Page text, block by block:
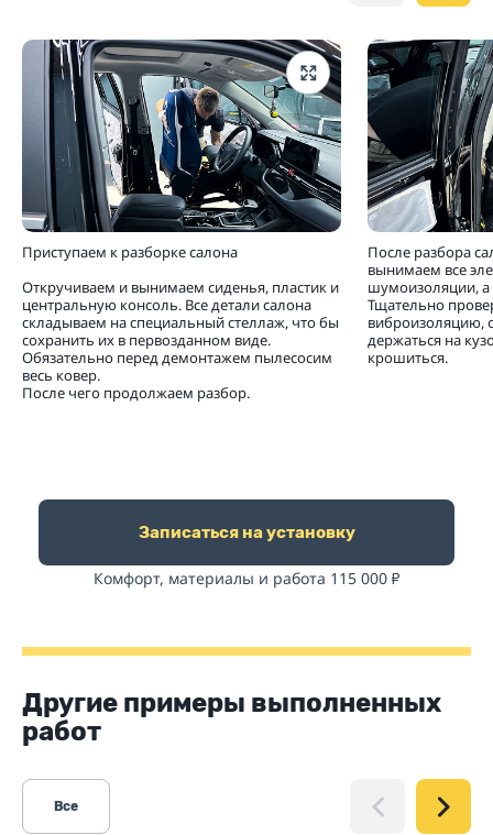
Приступаем к разборке салона
Откручиваем и вынимаем сиденья, пластик и
центральную консоль. Все детали салона
складываем на специальный стеллаж, что бы
сохранить их в первозданном виде.
Обязательно перед демонтажем пылесосим
весь ковер.
После чего продолжаем разбор.
После разбора
вынимаем все
шумоизоляции, а
Тщательно
виброизоляцию,
держаться на
крошиться.
Записаться на установку
Комфорт, материалы и работа 115 000 ₽
Другие примеры выполненных
работ
Все